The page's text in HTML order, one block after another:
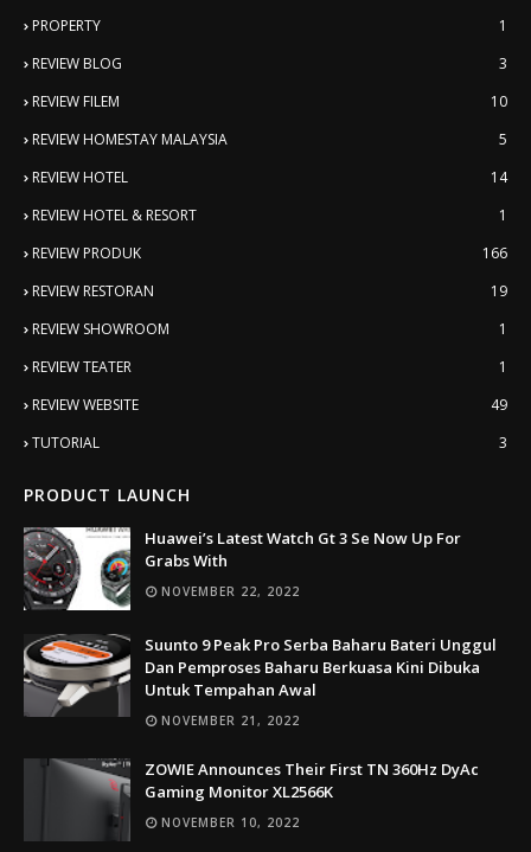
PROPERTY
1
REVIEW BLOG
3
REVIEW FILEM
10
REVIEW HOMESTAY MALAYSIA
5
REVIEW HOTEL
14
REVIEW HOTEL & RESORT
1
REVIEW PRODUK
166
REVIEW RESTORAN
19
REVIEW SHOWROOM
1
REVIEW TEATER
1
REVIEW WEBSITE
49
TUTORIAL
3
PRODUCT LAUNCH
Huawei’s Latest Watch Gt 3 Se Now Up For
Grabs With
NOVEMBER 22, 2022
Suunto 9 Peak Pro Serba Baharu Bateri Unggul
Dan Pemproses Baharu Berkuasa Kini Dibuka
Untuk Tempahan Awal
NOVEMBER 21, 2022
ZOWIE Announces Their First TN 360Hz DyAc
Gaming Monitor XL2566K
NOVEMBER 10, 2022